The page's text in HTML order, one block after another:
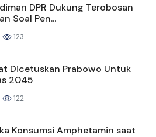
DPR Dukung Terobosan
Soal Pen...
123
Dicetuskan Prabowo Untuk
2045
122
Konsumsi Amphetamin saat